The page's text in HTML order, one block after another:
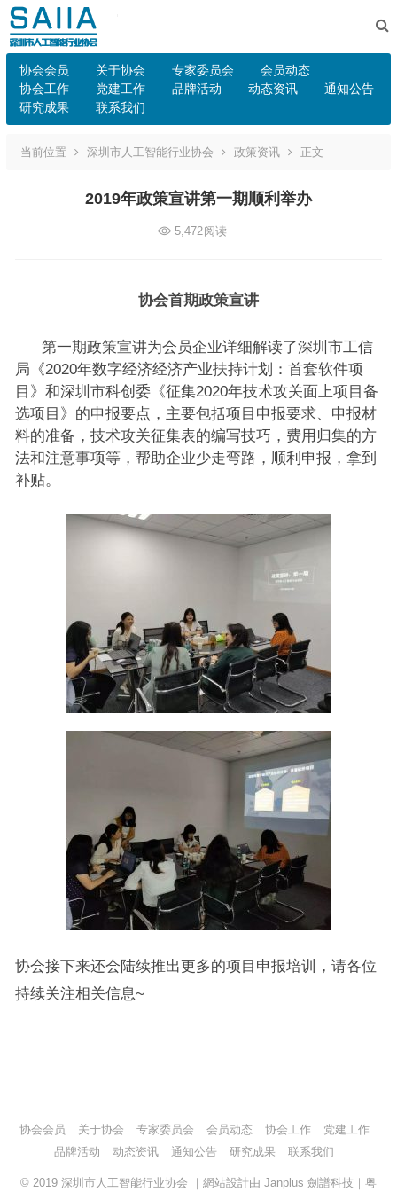
协会会员 关于协会 专家委员会
会员动态
协会工作
党建工作 品牌活动 动态资讯
通知公告
研究成果
联系我们
当前位置 深圳市人工智能行业协会 政策资讯 正文
2019年政策宣讲第一期顺利举办
5,472阅读
协会首期政策宣讲
第一期政策宣讲为会员企业详细解读了深圳市工信
局《2020年数字经济经济产业扶持计划：首套软件项
目》和深圳市科创委《征集2020年技术攻关面上项目备
选项目》的申报要点，主要包括项目申报要求、申报材
料的准备，技术攻关征集表的编写技巧，费用归集的方
法和注意事项等，帮助企业少走弯路，顺利申报，拿到
补贴。
协会接下来还会陆续推出更多的项目申报培训，请各位
持续关注相关信息~
协会会员 关于协会 专家委员会 会员动态 协会工作
党建工作
品牌活动
动态资讯 通知公告 研究成果 联系我们
© 2019 深圳市人工智能行业协会 ｜網站設計由 Janplus 劍譜科技 粤